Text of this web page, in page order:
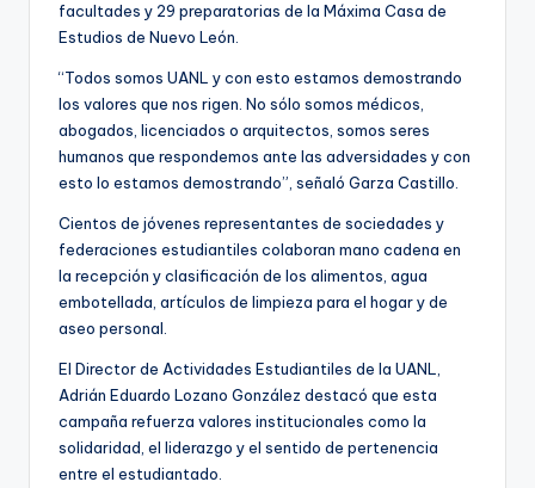
facultades y 29 preparatorias de la Máxima Casa de
Estudios de Nuevo León.
“Todos somos UANL y con esto estamos demostrando
los valores que nos rigen. No sólo somos médicos,
abogados, licenciados o arquitectos, somos seres
humanos que respondemos ante las adversidades y con
esto lo estamos demostrando”, señaló Garza Castillo.
Cientos de jóvenes representantes de sociedades y
federaciones estudiantiles colaboran mano cadena en
la recepción y clasificación de los alimentos, agua
embotellada, artículos de limpieza para el hogar y de
aseo personal.
El Director de Actividades Estudiantiles de la UANL,
Adrián Eduardo Lozano González destacó que esta
campaña refuerza valores institucionales como la
solidaridad, el liderazgo y el sentido de pertenencia
entre el estudiantado.